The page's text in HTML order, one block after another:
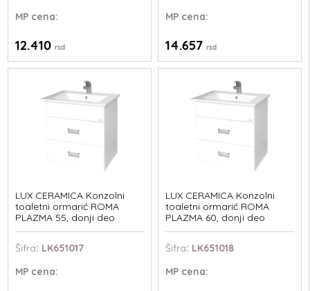
MP cena:
12.410rsd
MPcena:
14.657 rsd
LUX CERAMICA Konzolni
toaletni ormarić ROMA
PLAZMA 55, donji deo
Šifra: LK651017
MP cena:
LUX CERAMICA Konzolni
toaletni ormarić ROMA
PLAZMA 60, donji deo
Šifra: LK651018
MPcena: